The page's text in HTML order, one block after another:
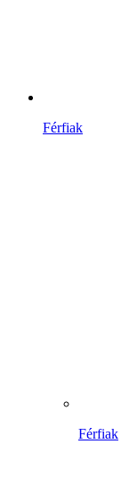
Férfiak
Férfiak